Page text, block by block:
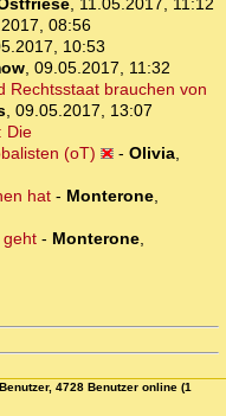
, 11.05.2017, 11:12
08:56
10:53
, 09.05.2017, 11:32
Rechtsstaat brauchen von
, 09.05.2017, 13:07
Die
(oT)
- Olivia,
hat- Monterone,
geht- Monterone,
4728 Benutzer online (1